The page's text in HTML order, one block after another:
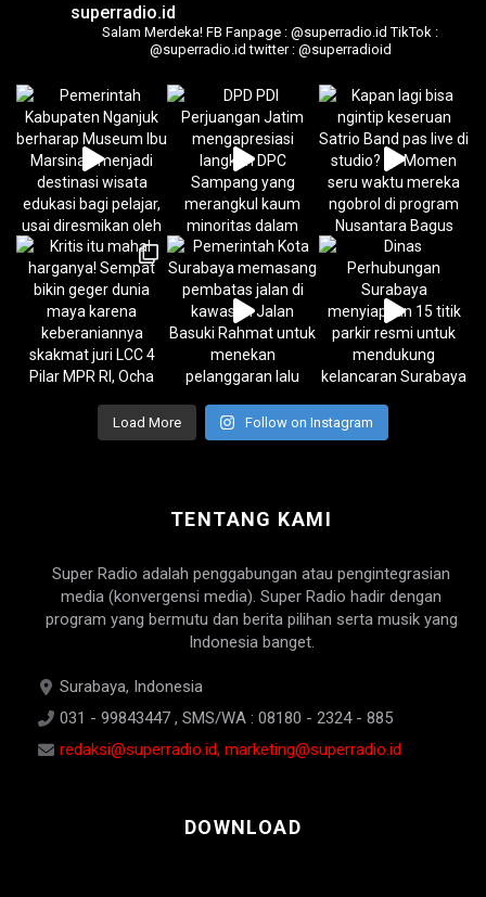
superradio.id
Salam Merdeka! FB Fanpage : @superradio.id TikTok :
@superradio.id twitter : @superradioid
Load More Follow on Instagram
TENTANG KAMI
Super Radio adalah penggabungan atau pengintegrasian
media (konvergensi media). Super Radio hadir dengan
program yang bermutu dan berita pilihan serta musik yang
Indonesia banget.
Surabaya, Indonesia
031 - 99843447 , SMS/WA : 08180 - 2324 - 885
redaksi@superradio.id, marketing@superradio.id
DOWNLOAD